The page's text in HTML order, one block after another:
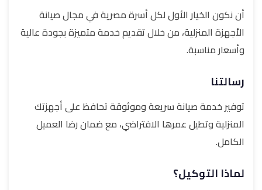
أن نكون الخيار الأول لكل أسرة مصرية في مجال صيانة
الأجهزة المنزلية، من خلال تقديم خدمة متميزة بجودة عالية
وأسعار مناسبة.
رسالتنا
توفير خدمة صيانة سريعة وموثوقة تحافظ على أجهزتك
المنزلية وتطيل عمرها الافتراضي، مع ضمان رضا العميل
الكامل.
لماذا التوكيل؟